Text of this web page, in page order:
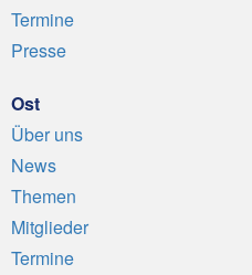
Termine
Presse
Ost
Über uns
News
Themen
Mitglieder
Termine